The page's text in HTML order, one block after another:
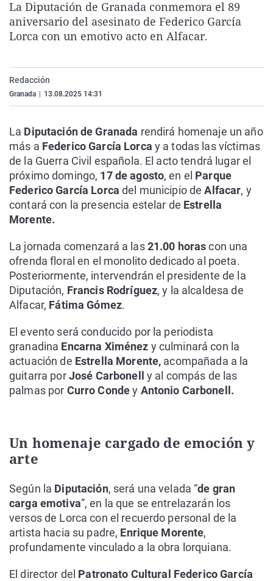
La rosa de los vientos
Gente viajera
Caso
Retornados
Extremadura
Galicia
Virales
Televisión
La Diputación de Granada conmemora el 89
aniversario del asesinato de Federico García
Lorca con un emotivo acto en Alfacar.
Redacción
Granada 13.08.2025 14:31
La Diputación de Granada rendirá homenaje un año
más a Federico García Lorca y a todas las víctimas
de la Guerra Civil española. El acto tendrá lugar el
próximo domingo, 17 de agosto, en el Parque
Federico García Lorca del municipio deAlfacar, y
contará con la presencia estelar de Estrella
Morente.
La jornada comenzará a las21.00 horascon una
ofrenda floral en el monolito dedicado al poeta.
Posteriormente, intervendrán el presidente de la
Diputación, Francis Rodríguez, y la alcaldesa de
Alfacar, Fátima Gómez.
El evento será conducido por la periodista
granadina Encarna Ximénez y culminará con la
actuación de Estrella Morente, acompañada a la
guitarra porJosé Carbonell
y al compás de las
palmas por Curro Condey Antonio Carbonell.
Un homenaje cargado de emoción y
arte
Según la Diputación, será una velada “de gran
carga emotiva”, en la que se entrelazarán los
versos de Lorca con el recuerdo personal de la
artista hacia su padre, Enrique Morente,
profundamente vinculado a la obra lorquiana.
El director del Patronato Cultural Federico García